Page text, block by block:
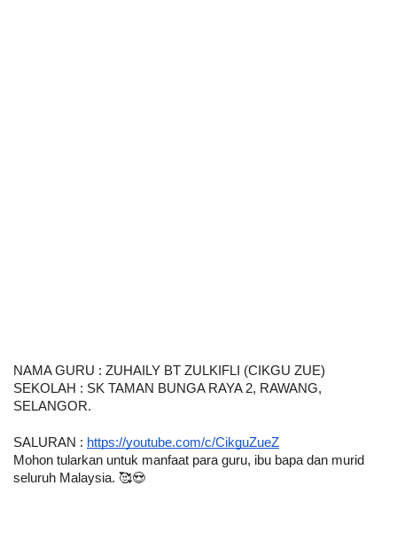
NAMA GURU : ZUHAILY BT ZULKIFLI (CIKGU ZUE)
SEKOLAH : SK TAMAN BUNGA RAYA 2, RAWANG,
SELANGOR.
SALURAN : https://youtube.com/c/CikguZueZ
Mohon tularkan untuk manfaat para guru, ibu bapa dan murid
seluruh Malaysia. 🥰😍